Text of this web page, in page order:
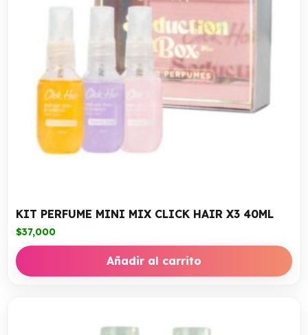
KIT PERFUME MINI MIX CLICK HAIR X3 40ML
$37,000
Añadir al carrito